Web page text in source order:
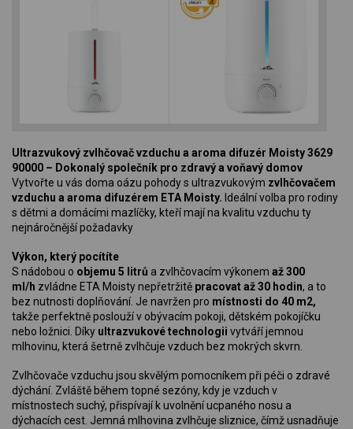
Ultrazvukový zvlhčovač vzduchu a aroma difuzér Moisty 3629
90000 – Dokonalý společník pro zdravý a voňavý domov
Vytvořte u vás doma oázu pohody s ultrazvukovým zvlhčovačem
vzduchu a aroma difuzérem ETA Moisty. Ideální volba pro rodiny
s dětmi a domácími mazlíčky, kteří mají na kvalitu vzduchu ty
nejnáročnější požadavky
Výkon, který pocítíte
S nádobou o objemu 5 litrů a zvlhčovacím výkonem až 300
ml/h zvládne ETA Moisty nepřetržitě pracovat až 30 hodin, a to
bez nutnosti doplňování. Je navržen pro místnosti do 40 m2,
takže perfektně poslouží v obývacím pokoji, dětském pokojíčku
nebo ložnici. Díky ultrazvukové technologii vytváří jemnou
mlhovinu, která šetrně zvlhčuje vzduch bez mokrých skvrn.
Zvlhčovače vzduchu jsou skvělým pomocníkem při péči o zdravé
dýchání. Zvláště během topné sezóny, kdy je vzduch v
místnostech suchý, přispívají k uvolnění ucpaného nosu a
dýchacích cest. Jemná mlhovina zvlhčuje sliznice, čímž usnadňuje